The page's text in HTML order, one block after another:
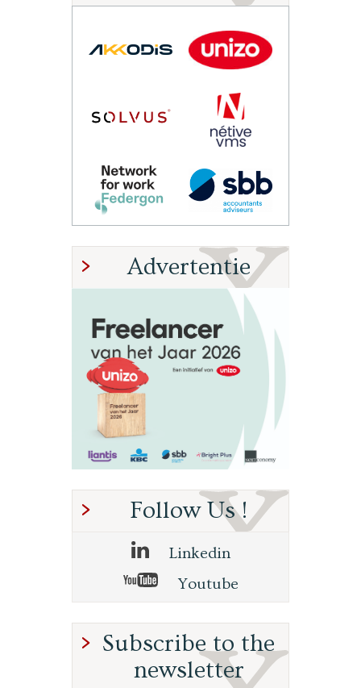
Advertentie
Follow Us !
Linkedin
Youtube
Subscribe to the
newsletter